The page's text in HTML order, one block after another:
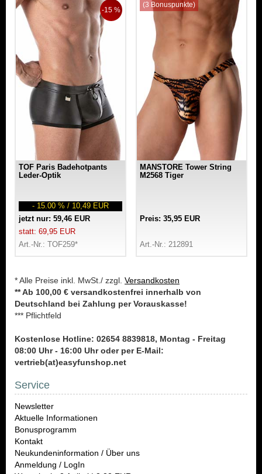
-15 %
TOF Paris Badehotpants
Leder-Optik
- 15.00 % / 10,49 EUR
jetzt nur: 59,46 EUR
statt: 69,95 EUR
Art.-Nr.: TOF259*
(3 Bonuspunkte)
MANSTORE Tower String
M2568 Tiger
Preis: 35,95 EUR
Art.-Nr.: 212891
* Alle Preise inkl. MwSt./ zzgl. Versandkosten
** Ab 100,00 € versandkostenfrei innerhalb von
Deutschland bei Zahlung per Vorauskasse!
*** Pflichtfeld
Kostenlose Hotline: 02654 8839818, Montag - Freitag
08:00 Uhr - 16:00 Uhr oder per E-Mail:
vertrieb(at)easyfunshop.net
Service
Newsletter
Aktuelle Informationen
Bonusprogramm
Kontakt
Neukundeninformation / Über uns
Anmeldung / LogIn